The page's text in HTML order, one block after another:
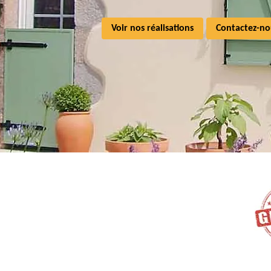
Voir nos réalisations Contactez-